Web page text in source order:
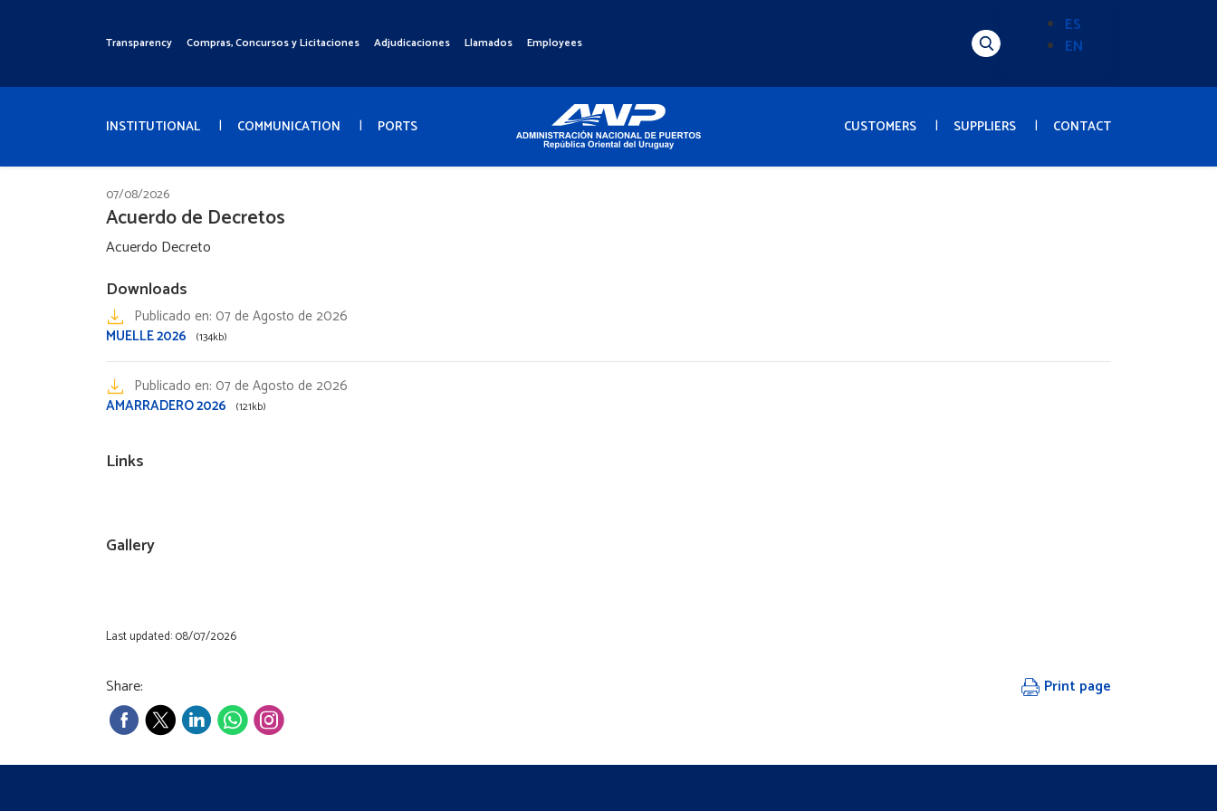
Menú
Transparency Compras, Concursos y Licitaciones Adjudicaciones Llamados Employees Alternador
(Content)
ES
EN
Menú
INSTITUTIONAL COMMUNICATION PORTS CUSTOMERS SUPPLIERS CONTACT
07/08/2026
Acuerdo de Decretos
Acuerdo Decreto
Downloads
Publicado en: 07 de Agosto de 2026
MUELLE 2026
(134kb)
Publicado en: 07 de Agosto de 2026
AMARRADERO 2026
(121kb)
Links
Gallery
Last updated: 08/07/2026
Share: Print page